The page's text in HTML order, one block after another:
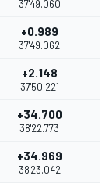
37'49.060
+0.989
37'49.062
+2.148
37'50.221
+34.700
38'22.773
+34.969
38'23.042